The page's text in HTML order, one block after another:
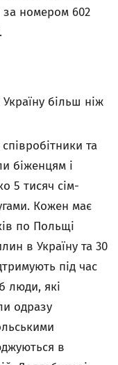
за номером 602
більш ніж
та
біженцям і
5 тисяч сім-
Кожен має
по Польщі
в Україну та 30
під час
люди, які
одразу
в